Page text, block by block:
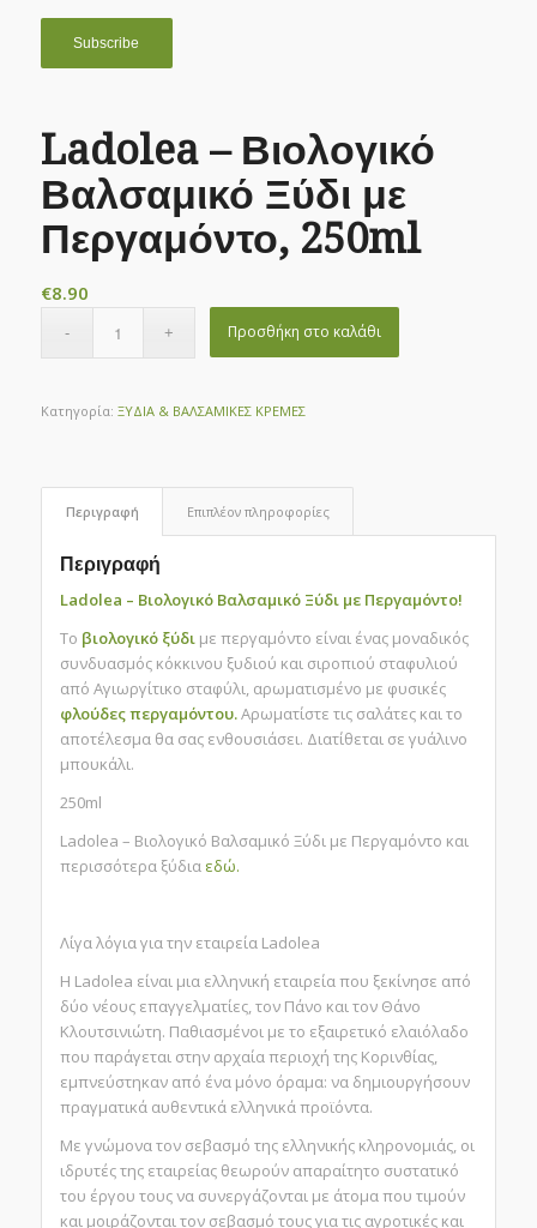
Ladolea – Βιολογικό
Βαλσαμικό Ξύδι με
Περγαμόντο, 250ml
€8.90
Προσθήκη στο καλάθι
Κατηγορία: ΞΥΔΙΑ & ΒΑΛΣΑΜΙΚΕΣ ΚΡΕΜΕΣ
Περιγραφή Επιπλέον πληροφορίες
Περιγραφή
Ladolea – Βιολογικό Βαλσαμικό Ξύδι με Περγαμόντο!
Το βιολογικό ξύδιμε περγαμόντο είναι ένας μοναδικός
συνδυασμός κόκκινου ξυδιού και σιροπιού σταφυλιού
από Αγιωργίτικο σταφύλι, αρωματισμένο με φυσικές
φλούδες περγαμόντου.Αρωματίστε τις σαλάτες και το
αποτέλεσμα θα σας ενθουσιάσει. Διατίθεται σε γυάλινο
μπουκάλι.
250ml
Ladolea – Βιολογικό Βαλσαμικό Ξύδι με Περγαμόντο και
περισσότερα ξύδια εδώ.
Λίγα λόγια για την εταιρεία Ladolea
Η Ladolea είναι μια ελληνική εταιρεία που ξεκίνησε από
δύο νέους επαγγελματίες, τον Πάνο και τον Θάνο
Κλουτσινιώτη. Παθιασμένοι με το εξαιρετικό ελαιόλαδο
που παράγεται στην αρχαία περιοχή της Κορινθίας,
εμπνεύστηκαν από ένα μόνο όραμα: να δημιουργήσουν
πραγματικά αυθεντικά ελληνικά προϊόντα.
Με γνώμονα τον σεβασμό της ελληνικής κληρονομιάς, οι
ιδρυτές της εταιρείας θεωρούν απαραίτητο συστατικό
του έργου τους να συνεργάζονται με άτομα που τιμούν
και μοιράζονται τον σεβασμό τους για τις αγροτικές και